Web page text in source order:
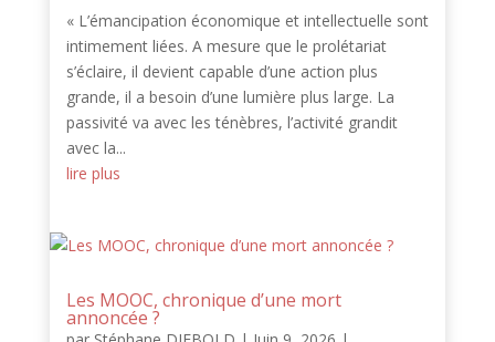
« L’émancipation économique et intellectuelle sont
intimement liées. A mesure que le prolétariat
s’éclaire, il devient capable d’une action plus
grande, il a besoin d’une lumière plus large. La
passivité va avec les ténèbres, l’activité grandit
avec la...
lire plus
Les MOOC, chronique d’une mort
annoncée ?